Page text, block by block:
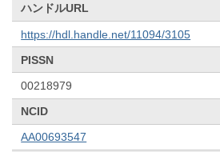
ハンドルURL
https://hdl.handle.net/11094/3105
PISSN
00218979
NCID
AA00693547